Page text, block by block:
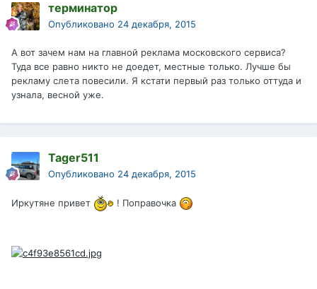
терминатор
Опубликовано 24 декабря, 2015
А вот зачем нам на главной реклама московского сервиса?
Туда все равно никто не доедет, местные только. Лучше бы
рекламу слета повесили. Я кстати первый раз только оттуда и
узнала, весной уже.
Tager511
Опубликовано 24 декабря, 2015
Иркутяне привет ! Поправочка